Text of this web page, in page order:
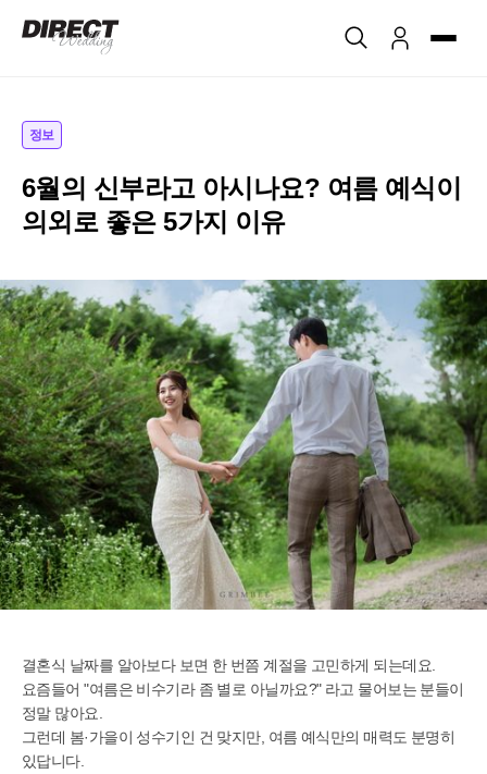
정보
6월의 신부라고 아시나요? 여름 예식이
의외로 좋은 5가지 이유
결혼식 날짜를 알아보다 보면 한 번쯤 계절을 고민하게 되는데요.
요즘들어 "여름은 비수기라 좀 별로 아닐까요?" 라고 물어보는 분들이
정말 많아요.
그런데 봄·가을이 성수기인 건 맞지만, 여름 예식만의 매력도 분명히
있답니다.